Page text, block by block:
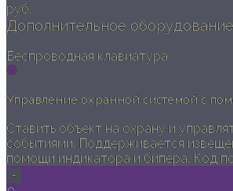
руб.
Дополнительное оборудование
Беспроводная клавиатура
Управление охранной системой с
Ставить объект на охрану и
событиями. Поддерживается
помощи индикатора и бипера. Код
-